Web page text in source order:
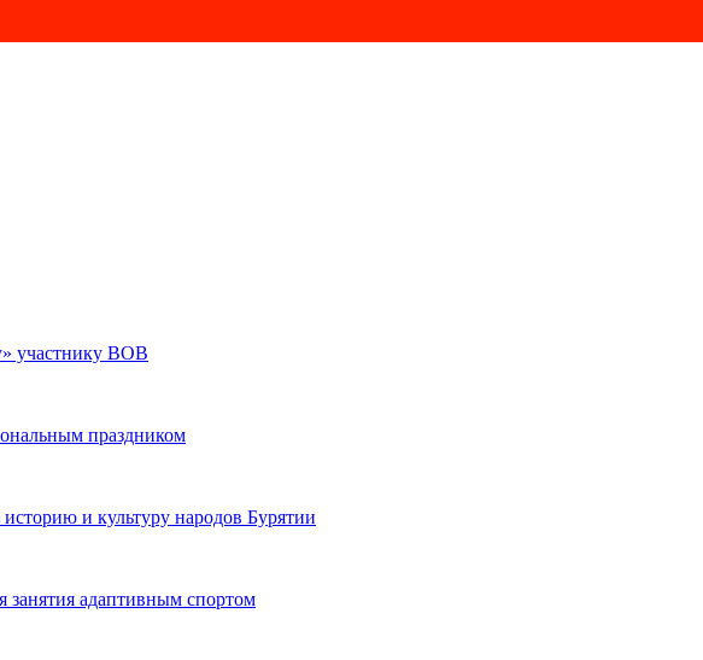
участнику ВОВ
праздником
и культуру народов Бурятии
занятия адаптивным спортом